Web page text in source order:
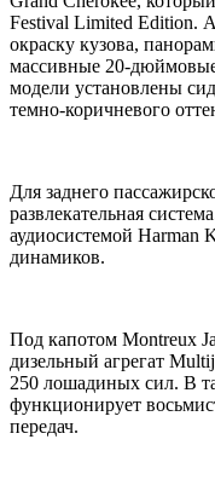
Festival Limited Edition.
окраску кузова,
массивные 20-
модели установлены
темно-коричневого
Для заднего
развлекательная
аудиосистемой Harman
динамиков.
Под капотом Montreux
дизельный агрегат
250 лошадиных сил. В
функционирует
передач.